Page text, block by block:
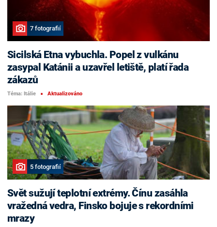
7 fotografií
Sicilská Etna vybuchla. Popel z vulkánu
zasypal Katánii a uzavřel letiště, platí řada
zákazů
Téma: Itálie ■ Aktualizováno
5 fotografií
Svět sužují teplotní extrémy. Čínu zasáhla
vražedná vedra, Finsko bojuje s rekordními
mrazy